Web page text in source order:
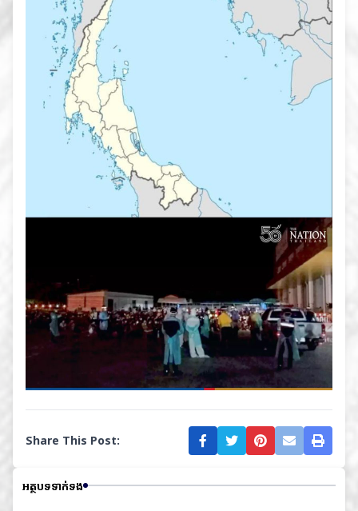
Share This Post:
អត្ថបទទាក់ទង